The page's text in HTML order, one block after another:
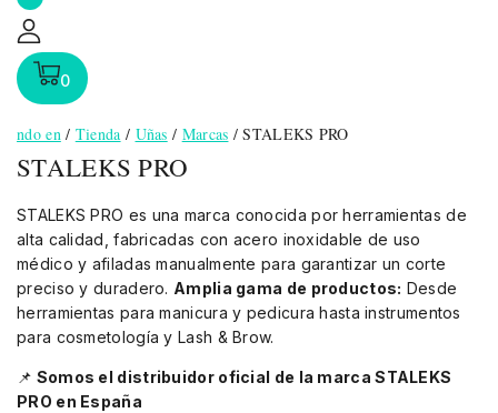
0
ndo en / Tienda / Uñas / Marcas / STALEKS PRO
STALEKS PRO
STALEKS PRO es una marca conocida por herramientas de
alta calidad, fabricadas con acero inoxidable de uso
médico y afiladas manualmente para garantizar un corte
preciso y duradero. Amplia gama de productos: Desde
herramientas para manicura y pedicura hasta instrumentos
para cosmetología y Lash & Brow.
📌 Somos el distribuidor oficial de la marca STALEKS
PRO en España